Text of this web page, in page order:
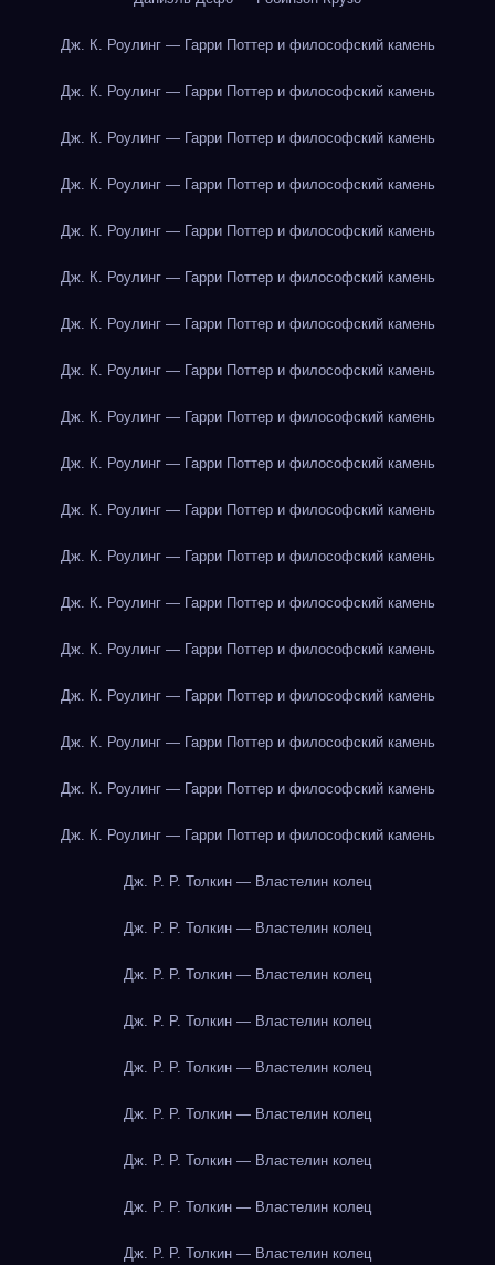
Дж. К. Роулинг — Гарри Поттер и философский камень
Дж. К. Роулинг — Гарри Поттер и философский камень
Дж. К. Роулинг — Гарри Поттер и философский камень
Дж. К. Роулинг — Гарри Поттер и философский камень
Дж. К. Роулинг — Гарри Поттер и философский камень
Дж. К. Роулинг — Гарри Поттер и философский камень
Дж. К. Роулинг — Гарри Поттер и философский камень
Дж. К. Роулинг — Гарри Поттер и философский камень
Дж. К. Роулинг — Гарри Поттер и философский камень
Дж. К. Роулинг — Гарри Поттер и философский камень
Дж. К. Роулинг — Гарри Поттер и философский камень
Дж. К. Роулинг — Гарри Поттер и философский камень
Дж. К. Роулинг — Гарри Поттер и философский камень
Дж. К. Роулинг — Гарри Поттер и философский камень
Дж. К. Роулинг — Гарри Поттер и философский камень
Дж. К. Роулинг — Гарри Поттер и философский камень
Дж. К. Роулинг — Гарри Поттер и философский камень
Дж. К. Роулинг — Гарри Поттер и философский камень
Дж. Р. Р. Толкин — Властелин колец
Дж. Р. Р. Толкин — Властелин колец
Дж. Р. Р. Толкин — Властелин колец
Дж. Р. Р. Толкин — Властелин колец
Дж. Р. Р. Толкин — Властелин колец
Дж. Р. Р. Толкин — Властелин колец
Дж. Р. Р. Толкин — Властелин колец
Дж. Р. Р. Толкин — Властелин колец
Дж. Р. Р. Толкин — Властелин колец